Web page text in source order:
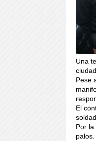
Una
Pese
El
Por
palos.